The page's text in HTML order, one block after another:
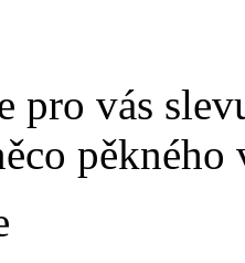
pro vás
pěkného